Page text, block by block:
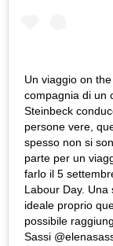
Un viaggio on
compagnia di un
Steinbeck
persone vere,
spesso non si
parte per un
farlo il 5
Labour Day.
ideale proprio
possibile
Sassi